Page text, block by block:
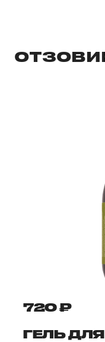
720 ₽
ГЕЛЬ